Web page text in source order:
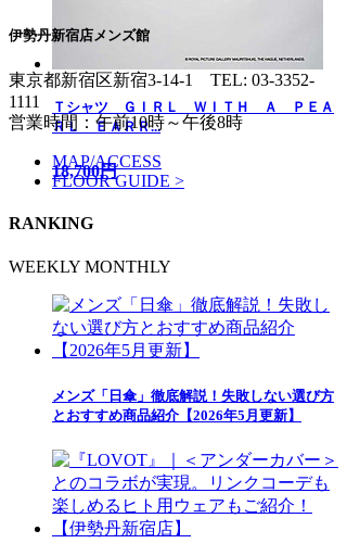
Ｔシャツ ＧＩＲＬ ＷＩＴＨ Ａ ＰＥＡ
ＲＬ ＥＡＲＲ...
18,700円
伊勢丹新宿店メンズ館
東京都新宿区新宿3-14-1 TEL: 03-3352-
1111
営業時間：午前10時～午後8時
MAP/ACCESS
FLOOR GUIDE >
RANKING
WEEKLY MONTHLY
メンズ「日傘」徹底解説！失敗しない選び方
とおすすめ商品紹介【2026年5月更新】